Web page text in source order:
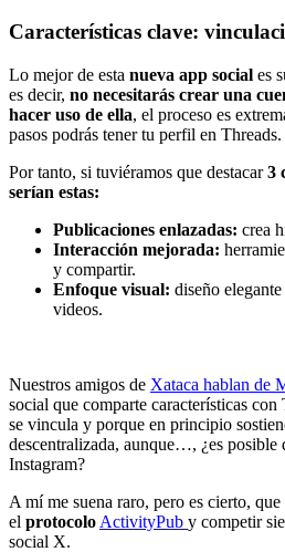
Características clave:
Lo mejor de esta nueva app social es
es decir, no necesitarás crear una
hacer uso de ella, el proceso es
pasos podrás tener tu perfil en Threads.
Por tanto, si tuviéramos que destacar3
serían estas:
Publicaciones enlazadas: crea
Interacción mejorada:
y compartir.
Enfoque visual: diseño
videos.
Nuestros amigos de Xataca hablan de
social que comparte características
se vincula y porque en principio
descentralizada, aunque…, ¿es posible
Instagram?
A mí me suena raro, pero es cierto,
el protocolo ActivityPub y competir
social X.